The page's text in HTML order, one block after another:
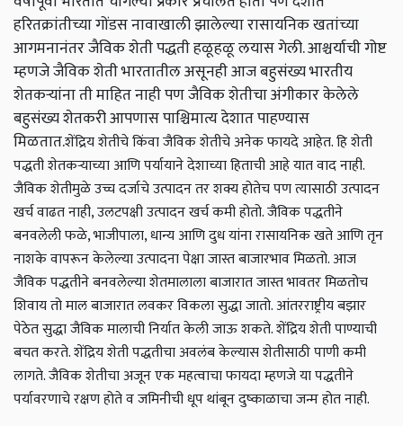
हरितक्रांतीच्या गोंडस नावाखाली झालेल्या रासायनिक खतांच्या
आगमनानंतर जैविक शेती पद्धती हळूहळू लयास गेली. आश्चर्याची गोष्ट
म्हणजे जैविक शेती भारतातील असूनही आज बहुसंख्य भारतीय
शेतकऱ्यांना ती माहित नाही पण जैविक शेतीचा अंगीकार केलेले
बहुसंख्य शेतकरी आपणास पाश्चिमात्य देशात पाहण्यास
मिळतात.शेंद्रिय शेतीचे किंवा जैविक शेतीचे अनेक फायदे आहेत. हि शेती
पद्धती शेतकऱ्याच्या आणि पर्यायाने देशाच्या हिताची आहे यात वाद नाही.
जैविक शेतीमुळे उच्च दर्जाचे उत्पादन तर शक्य होतेच पण त्यासाठी उत्पादन
खर्च वाढत नाही, उलटपक्षी उत्पादन खर्च कमी होतो. जैविक पद्धतीने
बनवलेली फळे, भाजीपाला, धान्य आणि दुध यांना रासायनिक खते आणि तृन
नाशके वापरून केलेल्या उत्पादना पेक्षा जास्त बाजारभाव मिळतो. आज
जैविक पद्धतीने बनवलेल्या शेतमालाला बाजारात जास्त भावतर मिळतोच
शिवाय तो माल बाजारात लवकर विकला सुद्धा जातो. आंतरराष्ट्रीय बझार
पेठेत सुद्धा जैविक मालाची निर्यात केली जाऊ शकते. शेंद्रिय शेती पाण्याची
बचत करते. शेंद्रिय शेती पद्धतीचा अवलंब केल्यास शेतीसाठी पाणी कमी
लागते. जैविक शेतीचा अजून एक महत्वाचा फायदा म्हणजे या पद्धतीने
पर्यावरणाचे रक्षण होते व जमिनीची धूप थांबून दुष्काळाचा जन्म होत नाही.